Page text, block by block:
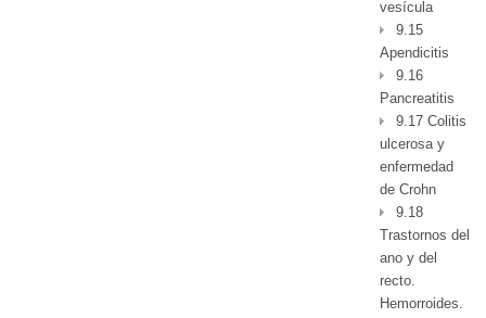
vesícula
9.15
Apendicitis
9.16
Pancreatitis
9.17 Colitis
ulcerosa y
enfermedad
de Crohn
9.18
Trastornos del
ano y del
recto.
Hemorroides.